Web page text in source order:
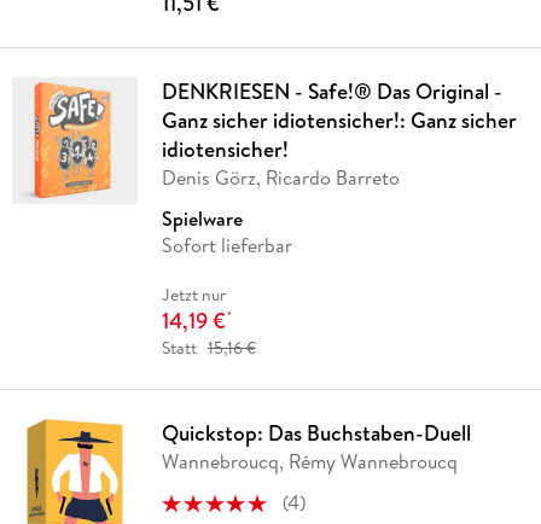
DENKRIESEN - Safe!® Das Original -
Ganz sicher idiotensicher!: Ganz sicher
idiotensicher!
Denis Görz, Ricardo Barreto
Spielware
Sofort lieferbar
Jetzt nur
14,19 €*
Statt 15,16 €
Quickstop: Das Buchstaben-Duell
Wannebroucq, Rémy Wannebroucq
(4)